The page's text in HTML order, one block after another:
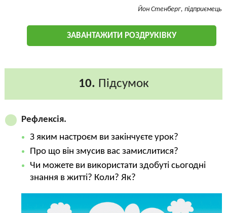
Йон Стенберг, підприємець
ЗАВАНТАЖИТИ РОЗДРУКІВКУ
10. Підсумок
Рефлексія.
З яким настроєм ви закінчуєте урок?
Про що він змусив вас замислитися?
Чи можете ви використати здобуті сьогодні
знання в житті? Коли? Як?